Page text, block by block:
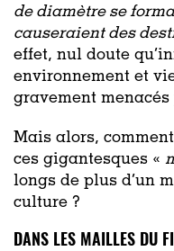
de diamètre se
causeraient des
effet, nul doute
environnement et
gravement
Mais alors,
ces gigantesques «
longs de plus d’un
culture ?
DANS LES MAILLES DU